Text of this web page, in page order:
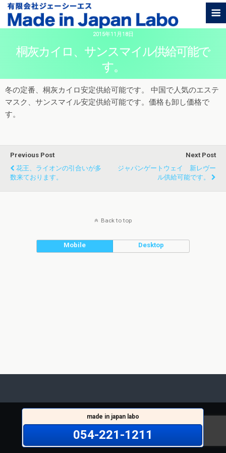
2015年11月18日
桐灰カイロ、サンスマイル供給可能で
す。
冬の定番、桐灰カイロ安定供給可能です。 中国で人気のエステ
マスク、サンスマイル安定供給可能です。価格も卸し価格で
す。
Previous Post
花王、ライオンの引合いが多
数来ております。
Next Post
ジャパンゲートウェイ 新レヴー
ル供給可能です。
Back to top
Mobile Desktop
made in japan labo
054-221-1211